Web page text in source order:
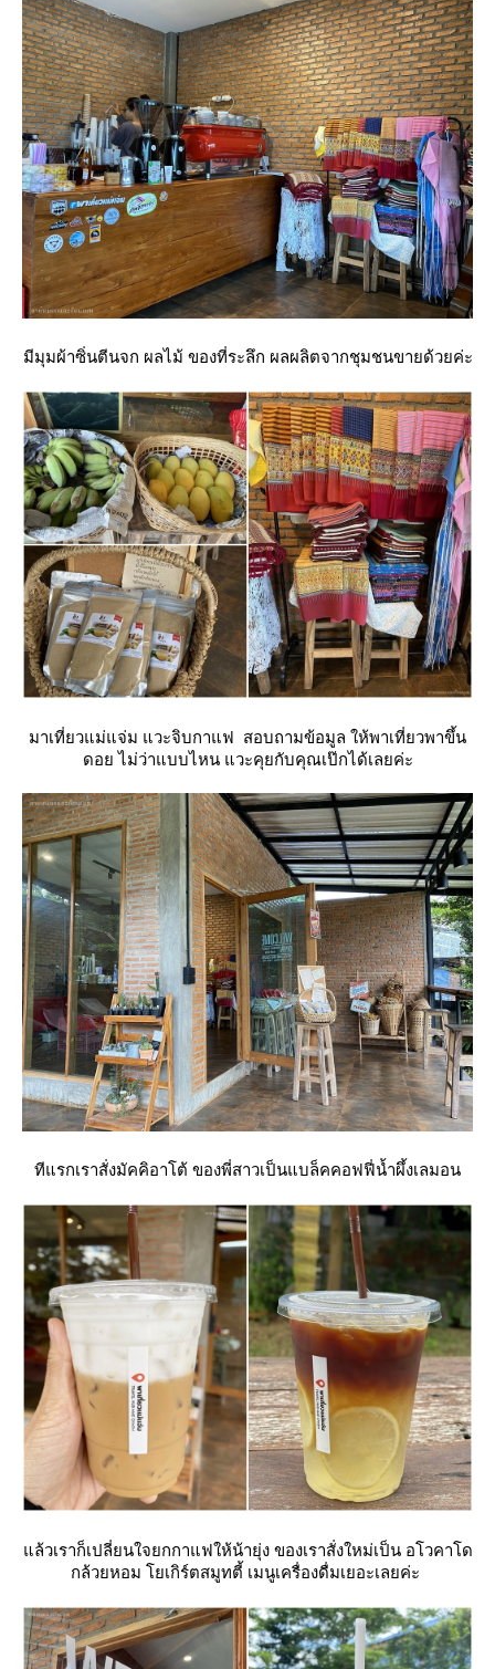
มีมุมผ้าซิ่นตีนจก ผลไม้ ของที่ระลึก ผลผลิตจากชุมชนขายด้วยค่ะ
มาเที่ยวแม่แจ่ม แวะจิบกาแฟ สอบถามข้อมูล ให้พาเที่ยวพาขึ้น
ดอย ไม่ว่าแบบไหน แวะคุยกับคุณเป๊กได้เลยค่ะ
ทีแรกเราสั่งมัคคิอาโต้ ของพี่สาวเป็นแบล็คคอฟฟี่น้ำผึ้งเลมอน
ล้วเราก็เปลี่ยนใจยกกาแฟให้น้ายุ่ง ของเราสั่งใหม่เป็น อโวคาโด
กล้วยหอม โยเกิร์ตสมูทตี้ เมนูเครื่องดื่มเยอะเลยค่ะ